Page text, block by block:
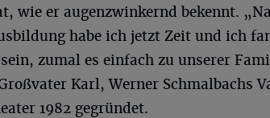
wie er augenzwinkernd bekennt.
habe ich jetzt Zeit und ich
sein, zumal es einfach zu unserer
Karl, Werner Schmalbachs
1982 gegründet.